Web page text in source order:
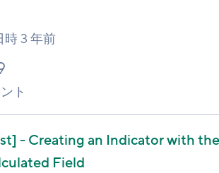
時 3 年前
ト
- Creating an Indicator with the
Field